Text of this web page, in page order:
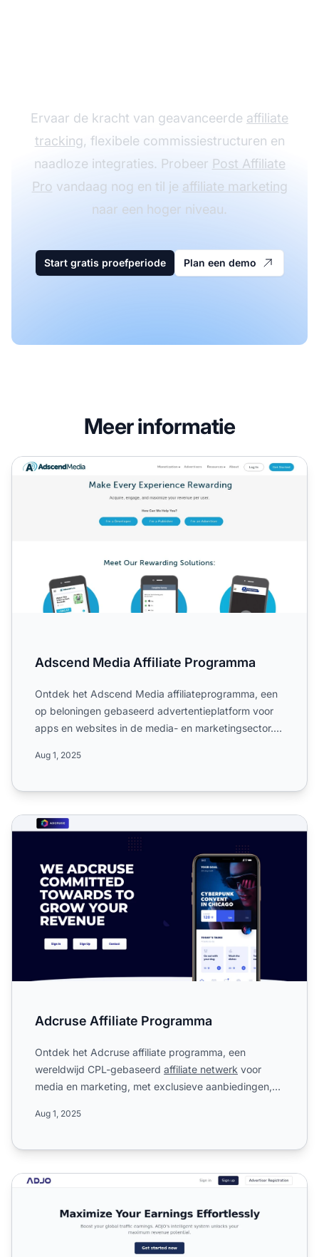
Ervaar de kracht van geavanceerde affiliate
tracking, flexibele commissiestructuren en
naadloze integraties. Probeer Post Affiliate
Pro vandaag nog en til je affiliate marketing
naar een hoger niveau.
Start gratis proefperiode Plan een demo
Meer informatie
Adscend Media Affiliate Programma
Adscend Media Affiliate Programma
Ontdek het Adscend Media affiliateprogramma, een
op beloningen gebaseerd advertentieplatform voor
apps en websites in de media- en marketingsector.
Aug 1, 2025
Adcruse Affiliate Programma
Adcruse Affiliate Programma
Ontdek het Adcruse affiliate programma, een
wereldwijd CPL-gebaseerd affiliate netwerk voor
media en marketing, met exclusieve aanbiedingen,
Aug 1, 2025
ADJO Affiliate Programma